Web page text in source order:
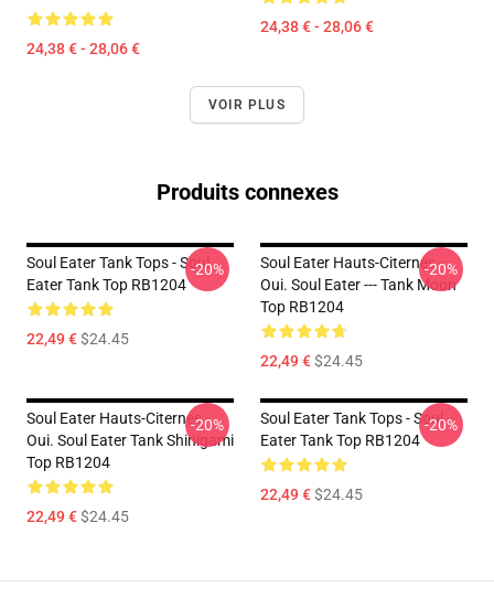
24,38 € - 28,06 €
24,38 € - 28,06 €
VOIR PLUS
Produits connexes
Soul Eater Tank Tops - Soul
Eater Tank Top RB1204
22,49 €$24.45
-20%
Soul Eater Hauts-Citernes -
Oui. Soul Eater --- Tank Moon
Top RB1204
22,49 €$24.45
-20%
Soul Eater Hauts-Citernes -
Oui. Soul Eater Tank Shinigami
Top RB1204
22,49 €$24.45
-20%
Soul Eater Tank Tops - Soul
Eater Tank Top RB1204
22,49 €$24.45
-20%